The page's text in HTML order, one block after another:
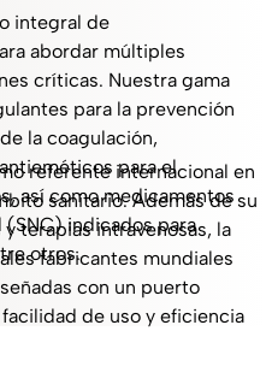
integral de
abordar múltiples
críticas. Nuestra gama
para la prevención
la coagulación,
para el
así como medicamentos
indicados para
otros.
referente internacional en
sanitario. Además de su
terapias intravenosas, la
fabricantes mundiales
con un puerto
de uso y eficiencia